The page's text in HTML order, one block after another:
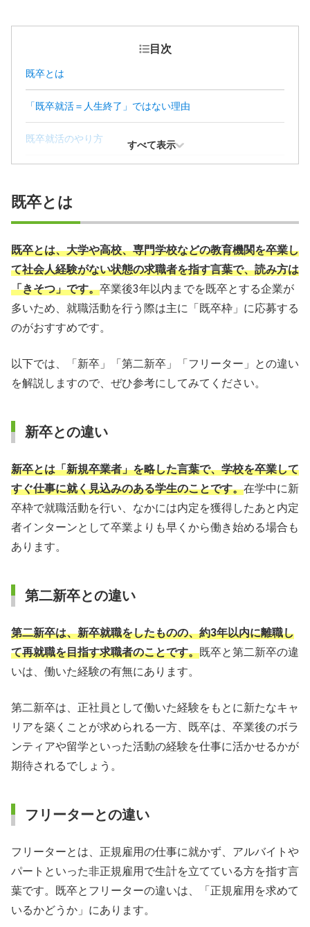
目次
既卒とは
「既卒就活＝人生終了」ではない理由
既卒就活のやり方
既卒向け求人にアクセスする方法
すべて表示
既卒とは
既卒とは、大学や高校、専門学校などの教育機関を卒業し
て社会人経験がない状態の求職者を指す言葉で、読み方は
「きそつ」です。卒業後3年以内までを既卒とする企業が
多いため、就職活動を行う際は主に「既卒枠」に応募する
のがおすすめです。
以下では、「新卒」「第二新卒」「フリーター」との違い
を解説しますので、ぜひ参考にしてみてください。
新卒との違い
新卒とは「新規卒業者」を略した言葉で、学校を卒業して
すぐ仕事に就く見込みのある学生のことです。在学中に新
卒枠で就職活動を行い、なかには内定を獲得したあと内定
者インターンとして卒業よりも早くから働き始める場合も
あります。
第二新卒との違い
第二新卒は、新卒就職をしたものの、約3年以内に離職し
て再就職を目指す求職者のことです。既卒と第二新卒の違
いは、働いた経験の有無にあります。
第二新卒は、正社員として働いた経験をもとに新たなキャ
リアを築くことが求められる一方、既卒は、卒業後のボラ
ンティアや留学といった活動の経験を仕事に活かせるかが
期待されるでしょう。
フリーターとの違い
フリーターとは、正規雇用の仕事に就かず、アルバイトや
パートといった非正規雇用で生計を立てている方を指す言
葉です。既卒とフリーターの違いは、「正規雇用を求めて
いるかどうか」にあります。